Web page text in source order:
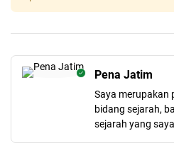
Pena Jatim
Saya merupakan
bidang sejarah,
sejarah yang